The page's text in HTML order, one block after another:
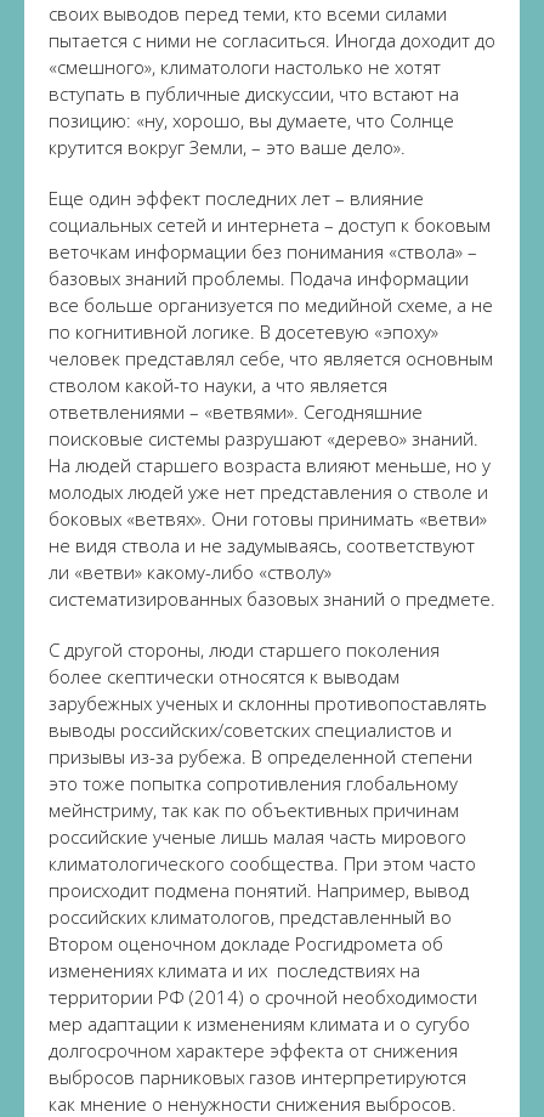
своих выводов перед теми, кто всеми силами
пытается с ними не согласиться. Иногда доходит до
«смешного», климатологи настолько не хотят
вступать в публичные дискуссии, что встают на
позицию: «ну, хорошо, вы думаете, что Солнце
крутится вокруг Земли, – это ваше дело».
Еще один эффект последних лет – влияние
социальных сетей и интернета – доступ к боковым
веточкам информации без понимания «ствола» –
базовых знаний проблемы. Подача информации
все больше организуется по медийной схеме, а не
по когнитивной логике. В досетевую «эпоху»
человек представлял себе, что является основным
стволом какой-то науки, а что является
ответвлениями – «ветвями». Сегодняшние
поисковые системы разрушают «дерево» знаний.
На людей старшего возраста влияют меньше, но у
молодых людей уже нет представления о стволе и
боковых «ветвях». Они готовы принимать «ветви»
не видя ствола и не задумываясь, соответствуют
ли «ветви» какому-либо «стволу»
систематизированных базовых знаний о предмете.
С другой стороны, люди старшего поколения
более скептически относятся к выводам
зарубежных ученых и склонны противопоставлять
выводы российских/советских специалистов и
призывы из-за рубежа. В определенной степени
это тоже попытка сопротивления глобальному
мейнстриму, так как по объективных причинам
российские ученые лишь малая часть мирового
климатологического сообщества. При этом часто
происходит подмена понятий. Например, вывод
российских климатологов, представленный во
Втором оценочном докладе Росгидромета об
изменениях климата и их последствиях на
территории РФ (2014) о срочной необходимости
мер адаптации к изменениям климата и о сугубо
долгосрочном характере эффекта от снижения
выбросов парниковых газов интерпретируются
как мнение о ненужности снижения выбросов.